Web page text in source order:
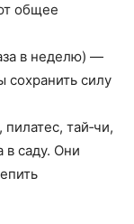
общее
в неделю) —
сохранить силу
тай‑чи,
в саду. Они